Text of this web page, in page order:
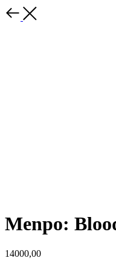
Menpo:
14000,00